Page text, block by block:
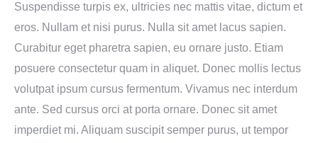
Suspendisse turpis ex, ultricies nec mattis vitae, dictum et
eros. Nullam et nisi purus. Nulla sit amet lacus sapien.
Curabitur eget pharetra sapien, eu ornare justo. Etiam
posuere consectetur quam in aliquet. Donec mollis lectus
volutpat ipsum cursus fermentum. Vivamus nec interdum
ante. Sed cursus orci at porta ornare. Donec sit amet
imperdiet mi. Aliquam suscipit semper purus, ut tempor